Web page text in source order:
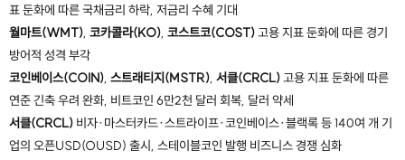
표 둔화에 따른 국채금리 하락, 저금리 수혜 기대
월마트(WMT) 코카콜라(KO) 코스트코(COST)고용 지표 둔화에 따른 경기
방어적 성격 부각
코인베이스(COIN) 스트래티지(MSTR) 서클(CRCL)고용 지표 둔화에 따른
연준 긴축 우려 완화, 비트코인 6만2천 달러 회복, 달러 약세
서클(CRCL) 비자·마스터카드·스트라이프·코인베이스·블랙록 등 140여 개 기
업의 오픈USD(OUSD) 출시, 스테이블코인 발행 비즈니스 경쟁 심화